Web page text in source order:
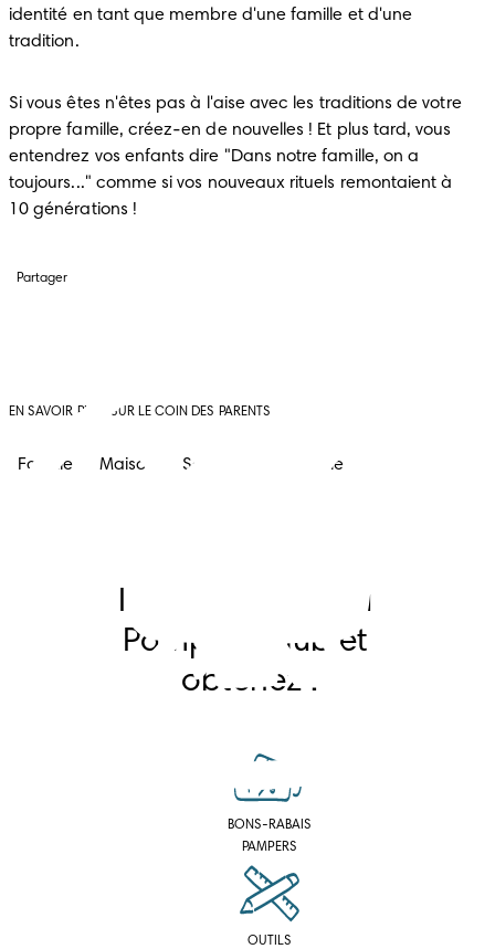
identité en tant que membre d'une famille et d'une
tradition.
Si vous êtes n'êtes pas à l'aise avec les traditions de votre
propre famille, créez-en de nouvelles ! Et plus tard, vous
entendrez vos enfants dire "Dans notre famille, on a
toujours..." comme si vos nouveaux rituels remontaient à
10 générations !
Partager
EN SAVOIR PLUS SUR LE COIN DES PARENTS
Famille Maison Sante Et Style De Vie
Inscrivez-vous au
Pampers Club et
obtenez :
BONS-RABAIS
PAMPERS
OUTILS